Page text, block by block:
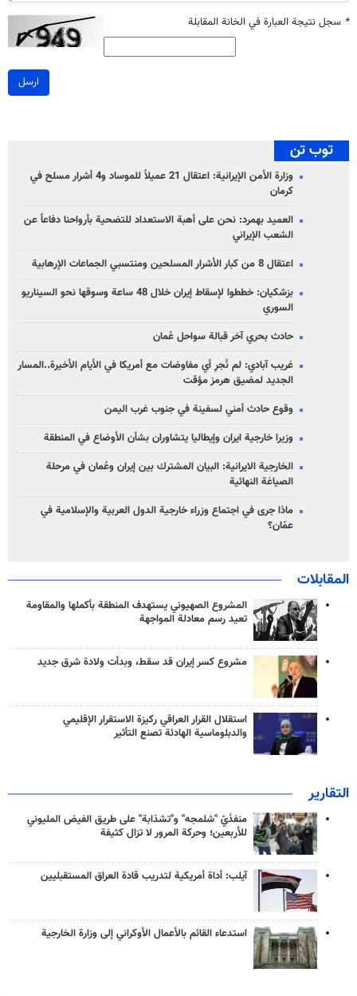
* سجل نتيجة العبارة في الخانة المقابلة
ارسل
توب تن
وزارة الأمن الإيرانية: اعتقال 21 عميلاً للموساد و4 أشرار مسلح في
كرمان
العميد بهمرد: نحن على أهبة الاستعداد للتضحية بأرواحنا دفاعاً عن
الشعب الإيراني
اعتقال 8 من كبار الأشرار المسلحين ومنتسبي الجماعات الإرهابية
بزشكيان: خططوا لإسقاط إيران خلال 48 ساعة وسوقها نحو السيناريو
السوري
حادث بحري آخر قبالة سواحل عُمان
غريب آبادي: لم نُجرِ أي مفاوضات مع أمريكا في الأيام الأخيرة..المسار
الجديد لمضيق هرمز مؤقت
وقوع حادث أمني لسفينة في جنوب غرب اليمن
وزيرا خارجية ايران وإيطاليا يتشاوران بشأن الأوضاع في المنطقة
الخارجية الايرانية: البيان المشترك بين إيران وعُمان في مرحلة
الصياغة النهائية
ماذا جرى في اجتماع وزراء خارجية الدول العربية والإسلامية في
عمّان؟
المقابلات
المشروع الصهيوني يستهدف المنطقة بأكملها والمقاومة
تعيد رسم معادلة المواجهة
مشروع كسر إيران قد سقط، وبدأت ولادة شرق جديد
استقلال القرار العراقي ركيزة الاستقرار الإقليمي
والدبلوماسية الهادئة تصنع التأثير
التقارير
منفذَيّ "شلمجه" و"تشذابة" على طريق الفيض المليوني
للأربعين؛ وحركة المرور لا تزال كثيفة
آيلب: أداة أمريكية لتدريب قادة العراق المستقبليين
استدعاء القائم بالأعمال الأوكراني إلى وزارة الخارجية